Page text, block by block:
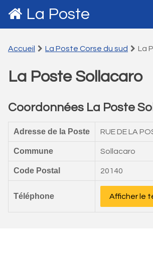
La Poste
Accueil La Poste Corse du sud La
La Poste Sollacaro
Coordonnées La Poste
Adresse de la Poste RUE DE LA
Commune Sollacaro
Code Postal 20140
Téléphone Afficher le